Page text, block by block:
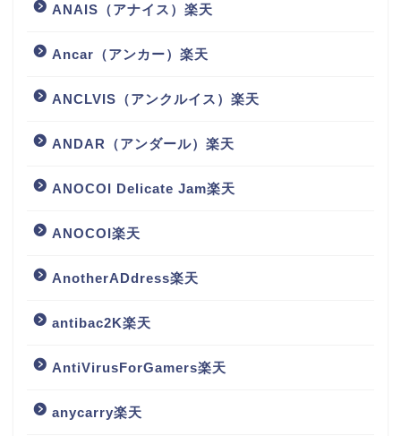
ANAIS（アナイス）楽天
Ancar（アンカー）楽天
ANCLVIS（アンクルイス）楽天
ANDAR（アンダール）楽天
ANOCOI Delicate Jam楽天
ANOCOI楽天
AnotherADdress楽天
antibac2K楽天
AntiVirusForGamers楽天
anycarry楽天